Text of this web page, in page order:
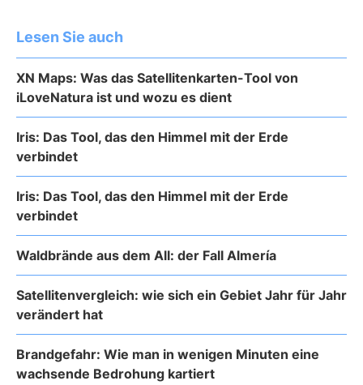
Lesen Sie auch
XN Maps: Was das Satellitenkarten-Tool von
iLoveNatura ist und wozu es dient
Iris: Das Tool, das den Himmel mit der Erde
verbindet
Iris: Das Tool, das den Himmel mit der Erde
verbindet
Waldbrände aus dem All: der Fall Almería
Satellitenvergleich: wie sich ein Gebiet Jahr für Jahr
verändert hat
Brandgefahr: Wie man in wenigen Minuten eine
wachsende Bedrohung kartiert